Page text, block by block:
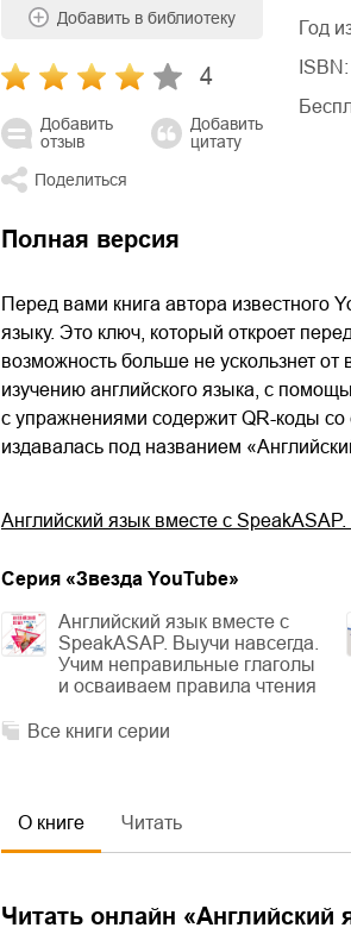
Добавить в библиотеку
4
Добавить
отзыв
Добавить
цитату
Поделиться
Год
ISBN:
Полная версия
Перед вами книга автора известного
языку. Это ключ, который откроет
возможность больше не ускользнет от
изучению английского языка, с
с упражнениями содержит QR-коды со
издавалась под названием
Английский язык вместе с
Cерия «Звезда YouTube»
Английский язык вместе с
SpeakASAP. Выучи навсегда.
Учим неправильные глаголы
и осваиваем правила чтения
Все книги серии
О книге Читать
Читать онлайн «Английский